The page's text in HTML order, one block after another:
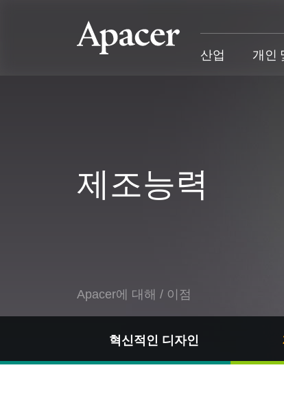
산업
SSD
성공 사례
기술
개인
개인 제품
Gaming 제품 개인
제조능력
Apacer에 대해 / 이점
혁신적인 디자인